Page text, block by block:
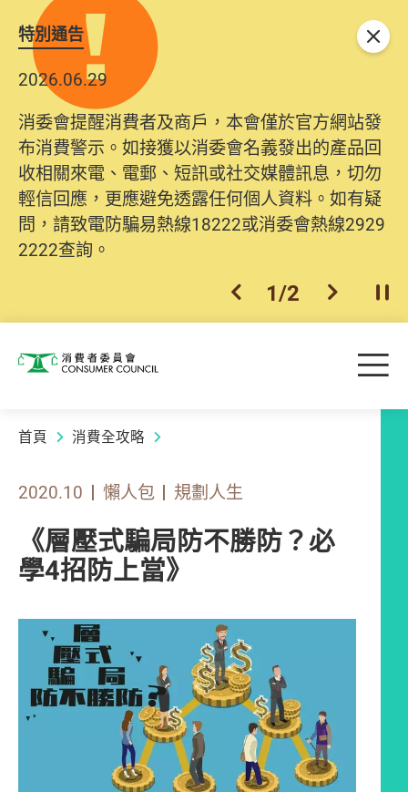
特別通告
2026.06.29
消委會提醒消費者及商戶，本會僅於官方網站發
布消費警示。如接獲以消委會名義發出的產品回
收相關來電、電郵、短訊或社交媒體訊息，切勿
輕信回應，更應避免透露任何個人資料。如有疑
問，請致電防騙易熱線18222或消委會熱線2929
2222查詢。
上一個
1/2 下一個開
關閉
消費者委員會 目
首頁 消費全攻略
2020.10 懶人包 規劃人生
《層壓式騙局防不勝防？必
學4招防上當》